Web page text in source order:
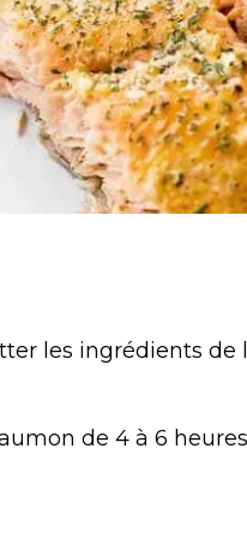
les ingrédients de
de 4 à 6